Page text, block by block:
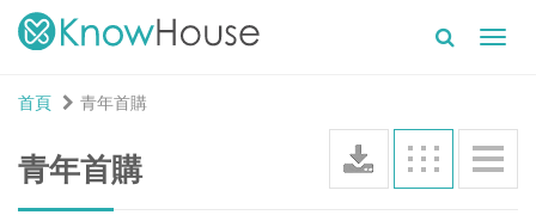
首頁
青年首購
青年首購